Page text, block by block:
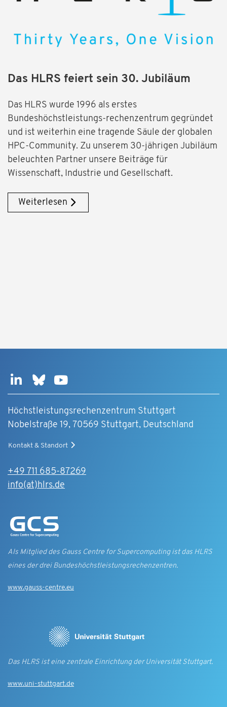
Das HLRS feiert sein 30. Jubiläum
Das HLRS wurde 1996 als erstes
Bundeshöchstleistungs-rechenzentrum gegründet
und ist weiterhin eine tragende Säule der globalen
HPC-Community. Zu unserem 30-jährigen Jubiläum
beleuchten Partner unsere Beiträge für
Wissenschaft, Industrie und Gesellschaft.
Weiterlesen
Höchstleistungsrechenzentrum Stuttgart
Nobelstraße 19, 70569 Stuttgart, Deutschland
Kontakt & Standort
+49 711 685-87269
info(at)hlrs.de
Als Mitglied des Gauss Centre for Supercomputing ist das HLRS
eines der drei Bundes­höchst­leistungs­rechen­zentren.
www.gauss-centre.eu
Das HLRS ist eine zentrale Einrichtung der Universität Stuttgart.
www.uni-stuttgart.de